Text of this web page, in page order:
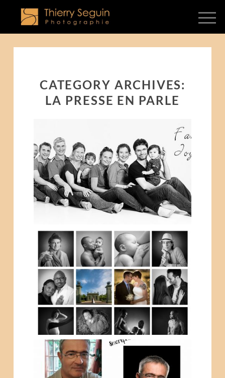
CATEGORY ARCHIVES:
LA PRESSE EN PARLE
LE STUDIO THIERRY
SEGUIN PHOTOGRAPHIE A
DÉJÀ 10 ANS
PORTRAITISTE DE FRANCE
2019